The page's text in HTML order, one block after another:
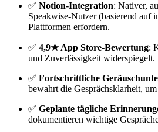
✅ Notion-Integration: Nativer,
Speakwise-Nutzer (basierend auf
Plattformen erfordern.
✅ 4,9★ App Store-Bewertung:
und Zuverlässigkeit
✅ Fortschrittliche
bewahrt die Gesprächsklarheit,
✅ Geplante tägliche
dokumentieren wichtige